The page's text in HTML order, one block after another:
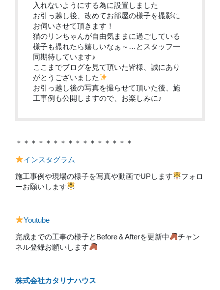
入れないようにする為に設置しました
お引っ越し後、改めてお部屋の様子を撮影に
お伺いさせて頂きます！
猫のリンちゃんが自由気ままに過ごしている
様子も撮れたら嬉しいなぁ～…とスタッフ一
同期待しています♪
ここまでブログを見て頂いた皆様、誠にあり
がとうございました
お引っ越し後の写真を撮らせて頂いた後、施
工事例も公開しますので、お楽しみに♪
＊＊＊＊＊＊＊＊＊＊＊＊＊＊＊＊
インスタグラム
施工事例や現場の様子を写真や動画でUPします
フォロ
ーお願いします
Youtube
完成までの工事の様子とBefore＆Afterを更新中
チャン
ネル登録お願いします
株式会社カタリナハウス